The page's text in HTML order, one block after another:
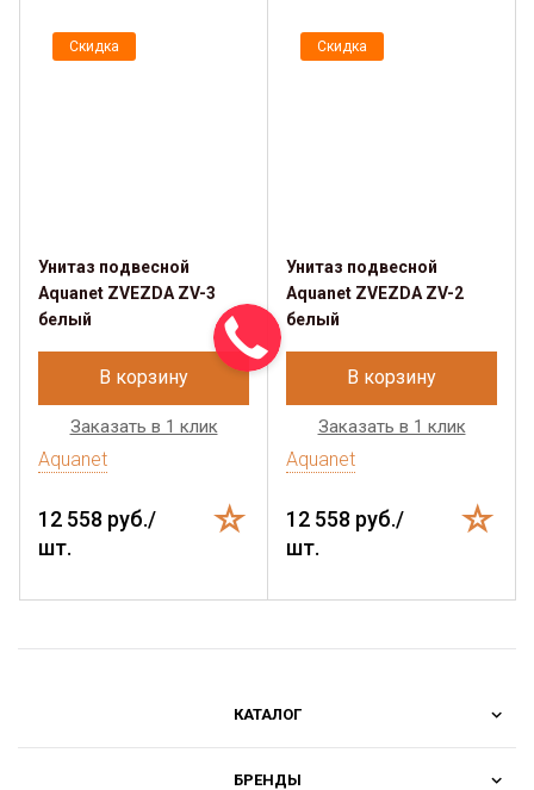
Скидка
Унитаз подвесной
Aquanet ZVEZDA ZV-3
белый
В корзину
Заказать в 1 клик
Aquanet
12 558 руб./
шт.
Скидка
Унитаз подвесной
Aquanet ZVEZDA ZV-2
белый
В корзину
Заказать в 1 клик
Aquanet
12 558 руб./
шт.
КАТАЛОГ
БРЕНДЫ